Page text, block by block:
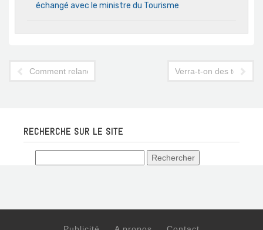
échangé avec le ministre du Tourisme
Comment relancer le secteur des croisières du naufrage actuel
Verra-t-on des
RECHERCHE SUR LE SITE